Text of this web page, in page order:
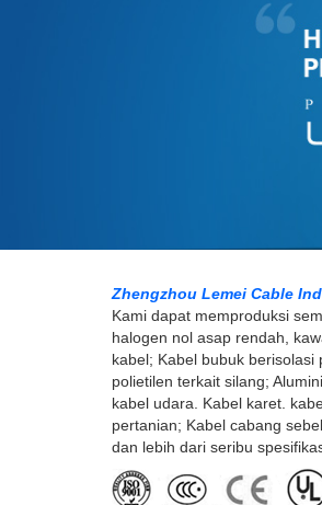
Zhengzhou Lemei Cable
Kami dapat memproduksi
halogen nol asap rendah,
kabel; Kabel bubuk
polietilen terkait silang;
kabel udara. Kabel karet.
pertanian; Kabel cabang
dan lebih dari seribu